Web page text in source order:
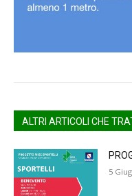
ALTRI ARTICOLI CHE
5